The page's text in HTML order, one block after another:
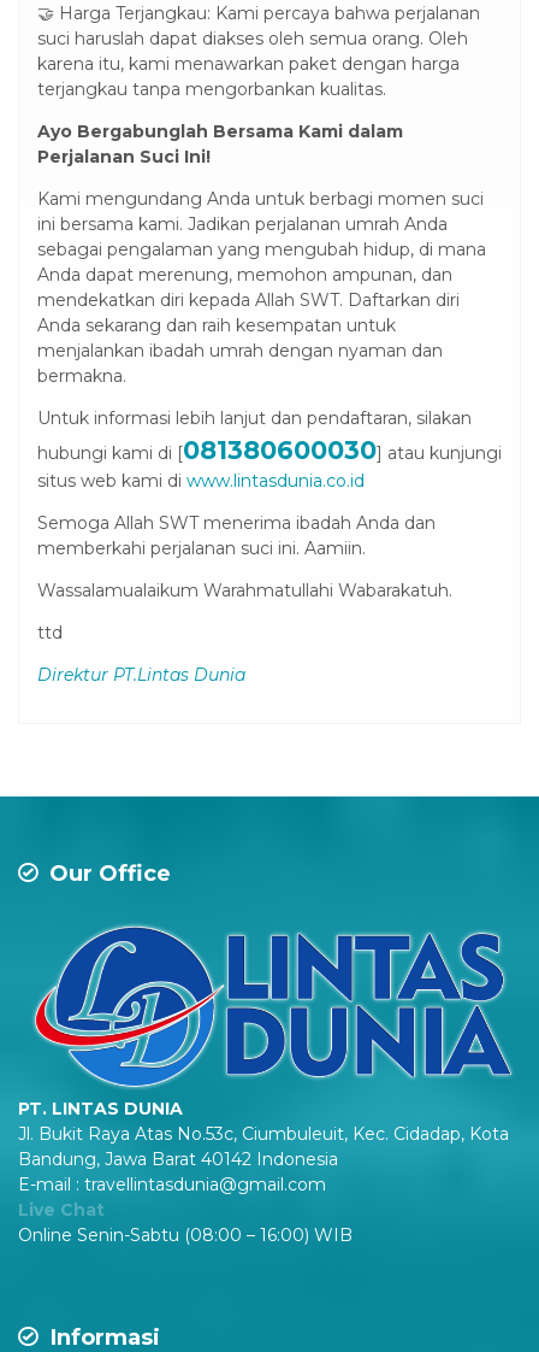
🤝 Harga Terjangkau: Kami percaya bahwa perjalanan
suci haruslah dapat diakses oleh semua orang. Oleh
karena itu, kami menawarkan paket dengan harga
terjangkau tanpa mengorbankan kualitas.
Ayo Bergabunglah Bersama Kami dalam
Perjalanan Suci Ini!
Kami mengundang Anda untuk berbagi momen suci
ini bersama kami. Jadikan perjalanan umrah Anda
sebagai pengalaman yang mengubah hidup, di mana
Anda dapat merenung, memohon ampunan, dan
mendekatkan diri kepada Allah SWT. Daftarkan diri
Anda sekarang dan raih kesempatan untuk
menjalankan ibadah umrah dengan nyaman dan
bermakna.
Untuk informasi lebih lanjut dan pendaftaran, silakan
hubungi kami di [081380600030] atau kunjungi
situs web kami di www.lintasdunia.co.id
Semoga Allah SWT menerima ibadah Anda dan
memberkahi perjalanan suci ini. Aamiin.
Wassalamualaikum Warahmatullahi Wabarakatuh.
ttd
Direktur PT.Lintas Dunia
Our Office
PT. LINTAS DUNIA
Jl. Bukit Raya Atas No.53c, Ciumbuleuit, Kec. Cidadap, Kota
Bandung, Jawa Barat 40142 Indonesia
E-mail : travellintasdunia@gmail.com
Live Chat
Online Senin-Sabtu (08:00 – 16:00) WIB
Informasi